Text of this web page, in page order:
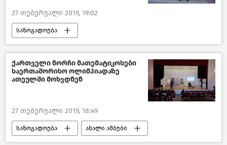
27 თებერვალი 2019, 19:02
საზოგადოება
ჯანდაცვა საქართველოში
საქართველო
ქართველი ნორჩი მათემატიკოსები
საერთაშორისო ოლიმპიადაზე
ათეულში მოხვდნენ
27 თებერვალი 2019, 18:49
საზოგადოება ახალი ამბები